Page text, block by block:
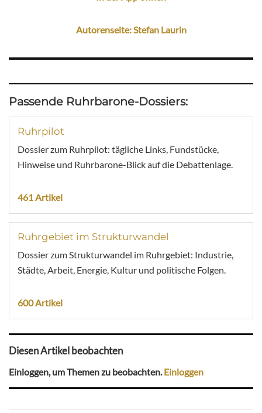
Autorenseite: Stefan Laurin
Passende Ruhrbarone-Dossiers:
Ruhrpilot
Dossier zum Ruhrpilot: tägliche Links, Fundstücke,
Hinweise und Ruhrbarone-Blick auf die Debattenlage.
461 Artikel
Ruhrgebiet im Strukturwandel
Dossier zum Strukturwandel im Ruhrgebiet: Industrie,
Städte, Arbeit, Energie, Kultur und politische Folgen.
600 Artikel
Diesen Artikel beobachten
Einloggen, um Themen zu beobachten. Einloggen